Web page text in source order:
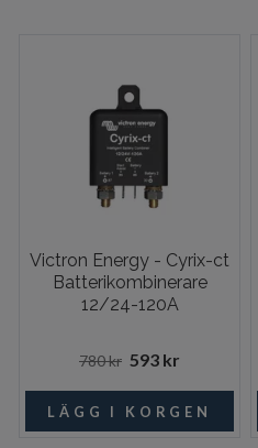
Victron Energy - Cyrix-ct
Batterikombinerare
12/24-120A
780 kr 593 kr